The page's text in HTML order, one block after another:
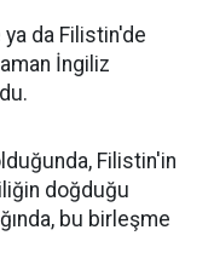
ya da Filistin'de
İngiliz
Filistin'in
doğduğu
bu birleşme